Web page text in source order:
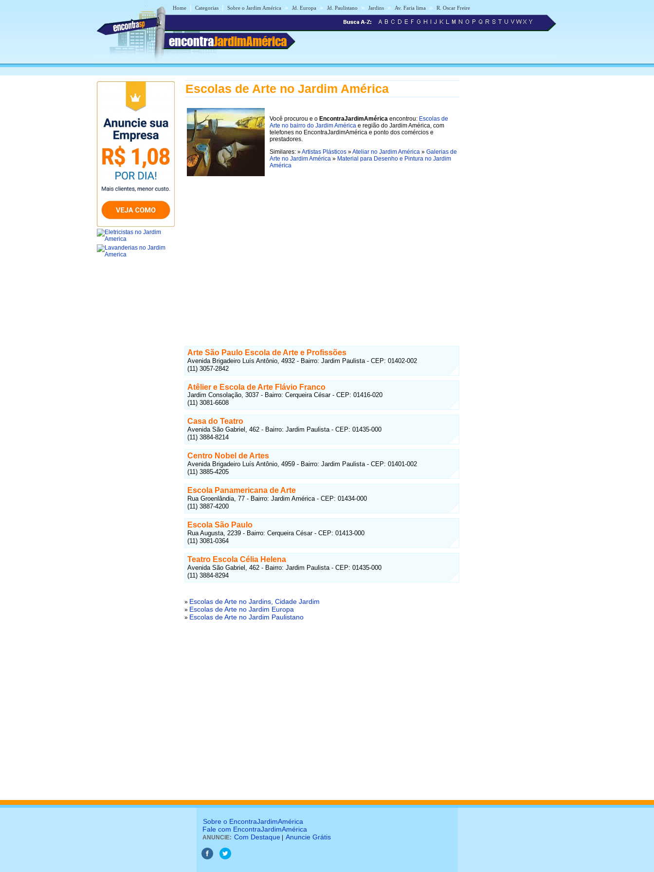
Home | Categorias | Sobre o Jardim América » Jd. Europa » Jd. Paulistano » Jardins » Av. Faria lima » R. Oscar Freire
encontraJardimAmérica
Escolas de Arte no Jardim América
Você procurou e o EncontraJardimAmérica encontrou: Escolas de
Arte no bairro do Jardim América e região do Jardim América, com
telefones no EncontraJardimAmérica e ponto dos comércios e
prestadores.
Similares: »Artistas Plásticos »Ateliar no Jardim América » Galerias de
Arte no Jardim América » Material para Desenho e Pintura no Jardim
América
Arte São Paulo Escola de Arte e Profissões
Avenida Brigadeiro Luís Antônio, 4932 - Bairro: Jardim Paulista - CEP: 01402-002
(11) 3057-2842
Atêlier e Escola de Arte Flávio Franco
Jardim Consolação, 3037 - Bairro: Cerqueira César - CEP: 01416-020
(11) 3081-6608
Casa do Teatro
Avenida São Gabriel, 462 - Bairro: Jardim Paulista - CEP: 01435-000
(11) 3884-8214
Centro Nobel de Artes
Avenida Brigadeiro Luís Antônio, 4959 - Bairro: Jardim Paulista - CEP: 01401-002
(11) 3885-4205
Escola Panamericana de Arte
Rua Groenlândia, 77 - Bairro: Jardim América - CEP: 01434-000
(11) 3887-4200
Escola São Paulo
Rua Augusta, 2239 - Bairro: Cerqueira César - CEP: 01413-000
(11) 3081-0364
Teatro Escola Célia Helena
Avenida São Gabriel, 462 - Bairro: Jardim Paulista - CEP: 01435-000
(11) 3884-8294
» Escolas de Arte no Jardins, Cidade Jardim
» Escolas de Arte no Jardim Europa
» Escolas de Arte no Jardim Paulistano
Sobre o EncontraJardimAmérica
Fale com EncontraJardimAmérica
ANUNCIE: Com Destaque Anuncie Grátis